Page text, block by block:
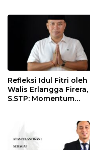
Refleksi Idul Fitri oleh
Walis Erlangga Firera,
S.STP: Momentum